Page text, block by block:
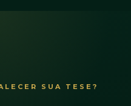
SUA TESE?